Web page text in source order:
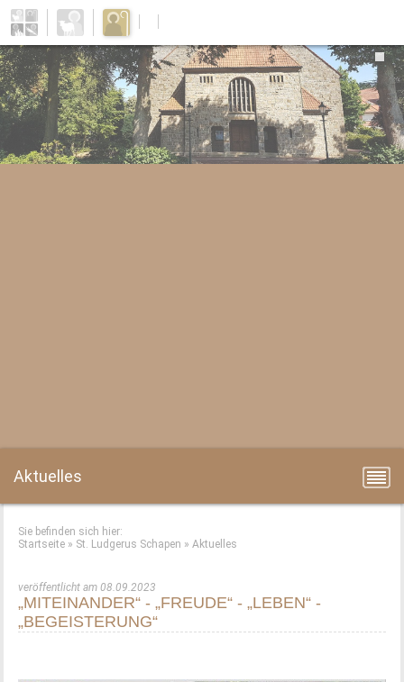
Aktuelles
Sie befinden sich hier:
Startseite » St. Ludgerus Schapen »Aktuelles
veröffentlicht am 08.09.2023
„MITEINANDER“ - „FREUDE“ - „LEBEN“ -
„BEGEISTERUNG“